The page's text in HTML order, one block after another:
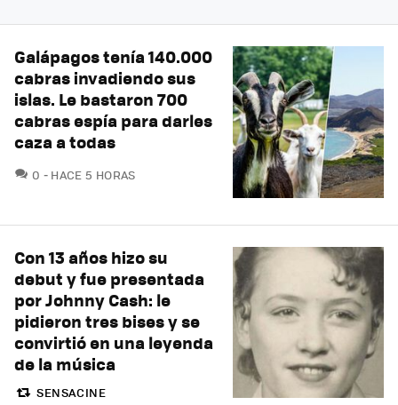
Galápagos tenía 140.000
cabras invadiendo sus
islas. Le bastaron 700
cabras espía para darles
caza a todas
0 COMENTARIOS
HACE 5 HORAS
Con 13 años hizo su
debut y fue presentada
por Johnny Cash: le
pidieron tres bises y se
convirtió en una leyenda
de la música
SENSACINE